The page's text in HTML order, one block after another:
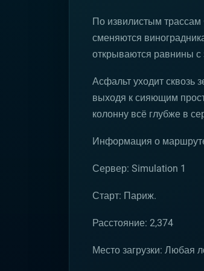
По извилистым трассам
сменяются
открываются равнины
Асфальт уходит сквозь
выходя к сияющим
колонну всё глубже в
Информация о
Сервер: Simulation 1
Старт: Париж.
Расстояние: 2,374
Место загрузки: Любая